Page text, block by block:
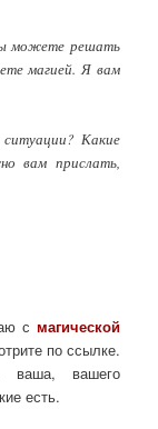
можете решать
магией. Я вам
Какие
вам прислать,
с магической
по ссылке.
ваша, вашего
есть.